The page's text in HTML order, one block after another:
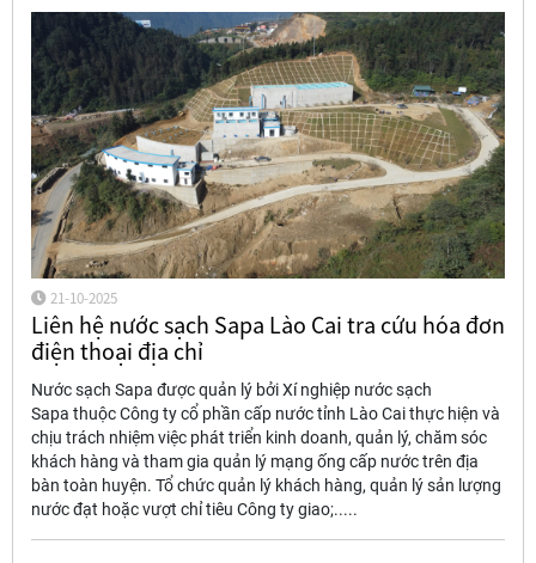
21-10-2025
Liên hệ nước sạch Sapa Lào Cai tra cứu hóa đơn
điện thoại địa chỉ
Nước sạch Sapa được quản lý bởi Xí nghiệp nước sạch
Sapa thuộc Công ty cổ phần cấp nước tỉnh Lào Cai thực hiện và
chịu trách nhiệm việc phát triển kinh doanh, quản lý, chăm sóc
khách hàng và tham gia quản lý mạng ống cấp nước trên địa
bàn toàn huyện. Tổ chức quản lý khách hàng, quản lý sản lượng
nước đạt hoặc vượt chỉ tiêu Công ty giao;.....